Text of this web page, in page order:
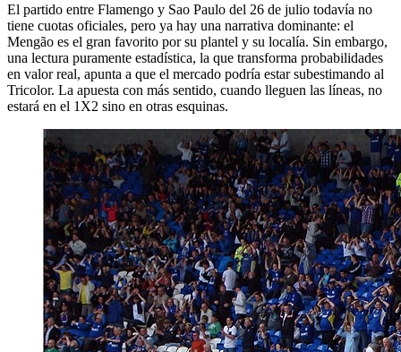
El partido entre Flamengo y Sao Paulo del 26 de julio todavía no
tiene cuotas oficiales, pero ya hay una narrativa dominante: el
Mengão es el gran favorito por su plantel y su localía. Sin embargo,
una lectura puramente estadística, la que transforma probabilidades
en valor real, apunta a que el mercado podría estar subestimando al
Tricolor. La apuesta con más sentido, cuando lleguen las líneas, no
estará en el 1X2 sino en otras esquinas.